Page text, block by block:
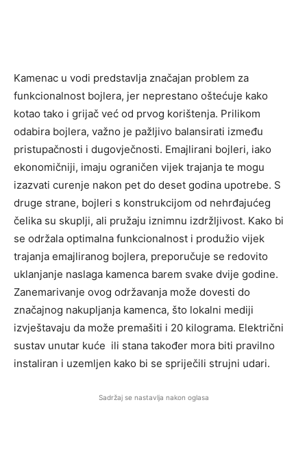
Kamenac u vodi predstavlja značajan problem za
funkcionalnost bojlera, jer neprestano oštećuje kako
kotao tako i grijač već od prvog korištenja. Prilikom
odabira bojlera, važno je pažljivo balansirati između
pristupačnosti i dugovječnosti. Emajlirani bojleri, iako
ekonomičniji, imaju ograničen vijek trajanja te mogu
izazvati curenje nakon pet do deset godina upotrebe. S
druge strane, bojleri s konstrukcijom od nehrđajućeg
čelika su skuplji, ali pružaju iznimnu izdržljivost. Kako bi
se održala optimalna funkcionalnost i produžio vijek
trajanja emajliranog bojlera, preporučuje se redovito
uklanjanje naslaga kamenca barem svake dvije godine.
Zanemarivanje ovog održavanja može dovesti do
značajnog nakupljanja kamenca, što lokalni mediji
izvještavaju da može premašiti i 20 kilograma. Električni
sustav unutar kuće ili stana također mora biti pravilno
instaliran i uzemljen kako bi se spriječili strujni udari.
Sadržaj se nastavlja nakon oglasa